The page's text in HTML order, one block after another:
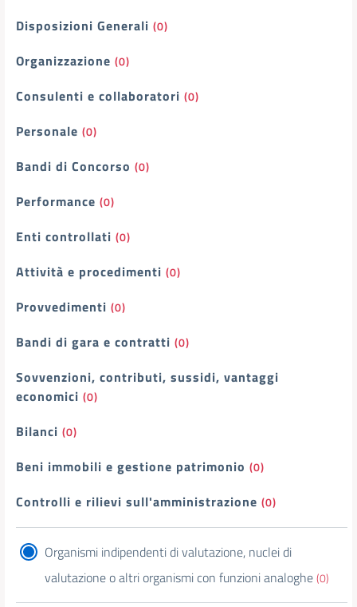
Filtri
Disposizioni Generali (0)
Organizzazione (0)
Consulenti e collaboratori (0)
Personale (0)
Bandi di Concorso (0)
Performance (0)
Enti controllati (0)
Attività e procedimenti (0)
Provvedimenti (0)
Bandi di gara e contratti (0)
Sovvenzioni, contributi, sussidi, vantaggi
economici (0)
Bilanci (0)
Beni immobili e gestione patrimonio (0)
Controlli e rilievi sull'amministrazione (0)
Organismi indipendenti di valutazione, nuclei di
valutazione o altri organismi con funzioni analoghe(0)